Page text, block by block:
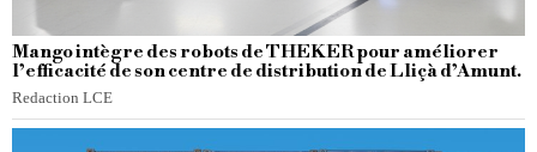
Mango intègre des robots de THEKER pour améliorer
l’efficacité de son centre de distribution de Lliçà d’Amunt.
Redaction LCE